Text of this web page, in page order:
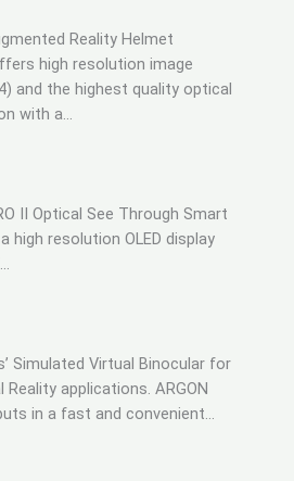
Reality Helmet
high resolution image
and the highest quality optical
with a…
II Optical See Through Smart
high resolution OLED display
Simulated Virtual Binocular for
applications. ARGON
in a fast and convenient…